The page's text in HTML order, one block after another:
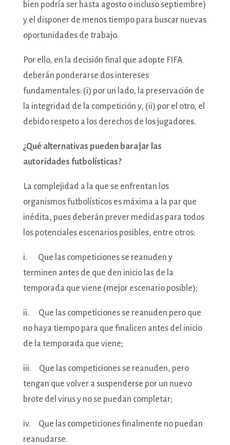
bien podría ser hasta agosto o incluso septiembre)
y el disponer de menos tiempo para buscar nuevas
oportunidades de trabajo.
Por ello, en la decisión final que adopte FIFA
deberán ponderarse dos intereses
fundamentales: (i) por un lado, la preservación de
la integridad de la competición y, (ii) por el otro, el
debido respeto a los derechos de los jugadores.
¿Qué alternativas pueden barajar las
autoridades futbolísticas?
La complejidad a la que se enfrentan los
organismos futbolísticos es máxima a la par que
inédita, pues deberán prever medidas para todos
los potenciales escenarios posibles, entre otros:
i. Que las competiciones se reanuden y
terminen antes de que den inicio las de la
temporada que viene (mejor escenario posible);
ii. Que las competiciones se reanuden pero que
no haya tiempo para que finalicen antes del inicio
de la temporada que viene;
iii. Que las competiciones se reanuden, pero
tengan que volver a suspenderse por un nuevo
brote del virus y no se puedan completar;
iv. Que las competiciones finalmente no puedan
reanudarse.